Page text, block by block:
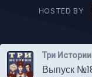
HOSTED BY
Три Истории